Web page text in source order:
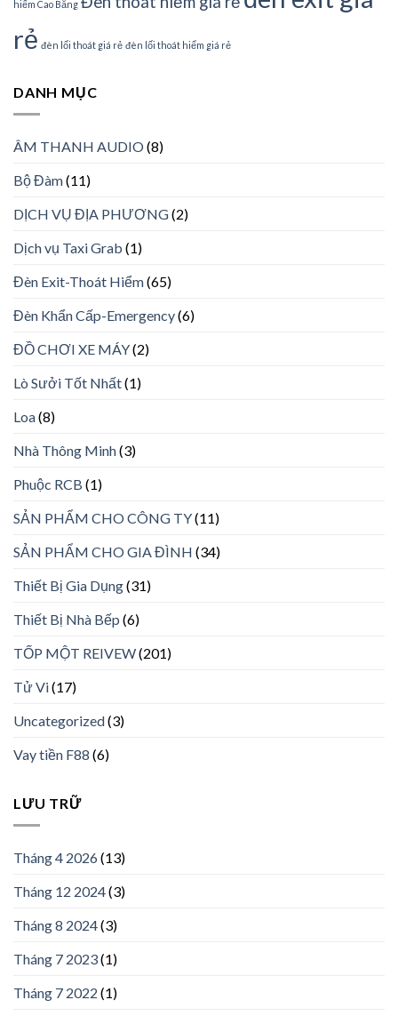
hiểm Cao Bằng
rẻ đèn lối thoát giá rẻ đèn lối thoát hiểm giá rẻ
DANH MỤC
ÂM THANH AUDIO(8)
Bộ Đàm(11)
DỊCH VỤ ĐỊA PHƯƠNG(2)
Dịch vụ Taxi Grab (1)
Đèn Exit-Thoát Hiểm(65)
Đèn Khẩn Cấp-Emergency(6)
ĐỒ CHƠI XE MÁY(2)
Lò Sưởi Tốt Nhất(1)
Loa(8)
Nhà Thông Minh(3)
Phuộc RCB (1)
SẢN PHẨM CHO CÔNG TY(11)
SẢN PHẨM CHO GIA ĐÌNH (34)
Thiết Bị Gia Dụng(31)
Thiết Bị Nhà Bếp (6)
TỐP MỘT REIVEW(201)
Tử Vi(17)
Uncategorized(3)
Vay tiền F88 (6)
LƯU TRỮ
Tháng 4 2026(13)
Tháng 12 2024(3)
Tháng 8 2024(3)
Tháng 7 2023(1)
Tháng 7 2022 (1)